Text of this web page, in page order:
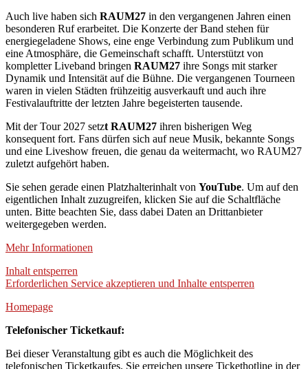
Auch live haben sich RAUM27 in den vergangenen Jahren einen
besonderen Ruf erarbeitet. Die Konzerte der Band stehen für
energiegeladene Shows, eine enge Verbindung zum Publikum und
eine Atmosphäre, die Gemeinschaft schafft. Unterstützt von
kompletter Liveband bringen RAUM27 ihre Songs mit starker
Dynamik und Intensität auf die Bühne. Die vergangenen Tourneen
waren in vielen Städten frühzeitig ausverkauft und auch ihre
Festivalauftritte der letzten Jahre begeisterten tausende.
Mit der Tour 2027 setzt RAUM27 ihren bisherigen Weg
konsequent fort. Fans dürfen sich auf neue Musik, bekannte Songs
und eine Liveshow freuen, die genau da weitermacht, wo RAUM27
zuletzt aufgehört haben.
Sie sehen gerade einen Platzhalterinhalt von YouTube. Um auf den
eigentlichen Inhalt zuzugreifen, klicken Sie auf die Schaltfläche
unten. Bitte beachten Sie, dass dabei Daten an Drittanbieter
weitergegeben werden.
Mehr Informationen
Inhalt entsperren
Erforderlichen Service akzeptieren und Inhalte entsperren
Homepage
Telefonischer Ticketkauf:
Bei dieser Veranstaltung gibt es auch die Möglichkeit des
telefonischen Ticketkaufes. Sie erreichen unsere Tickethotline in der